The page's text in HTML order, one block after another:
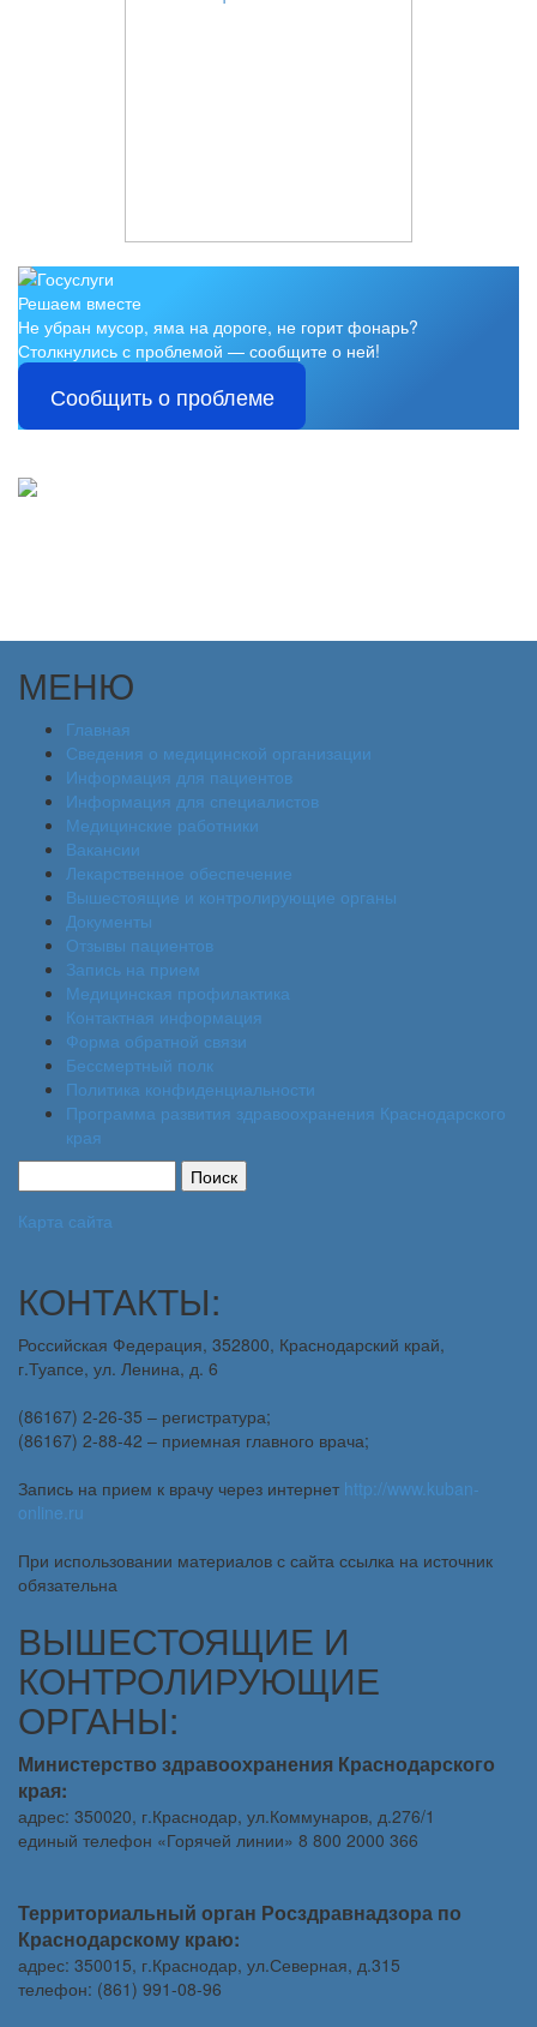
Решаем вместе
Не убран мусор, яма на дороге, не горит фонарь?
Столкнулись с проблемой — сообщите о ней!
Сообщить о проблеме
МЕНЮ
Главная
Сведения о медицинской организации
Информация для пациентов
Информация для специалистов
Медицинские работники
Вакансии
Лекарственное обеспечение
Вышестоящие и контролирующие органы
Документы
Отзывы пациентов
Запись на прием
Медицинская профилактика
Контактная информация
Форма обратной связи
Бессмертный полк
Политика конфиденциальности
Программа развития здравоохранения Краснодарского
края
Карта сайта
КОНТАКТЫ:
Российская Федерация, 352800, Краснодарский край,
г.Туапсе, ул. Ленина, д. 6
(86167) 2-26-35 – регистратура;
(86167) 2-88-42 – приемная главного врача;
Запись на прием к врачу через интернет http://www.kuban-
online.ru
При использовании материалов с сайта ссылка на источник
обязательна
ВЫШЕСТОЯЩИЕ И
КОНТРОЛИРУЮЩИЕ
ОРГАНЫ:
Министерство здравоохранения Краснодарского
края:
адрес: 350020, г.Краснодар, ул.Коммунаров, д.276/1
единый телефон «Горячей линии» 8 800 2000 366
Территориальный орган Росздравнадзора по
Краснодарскому краю:
адрес: 350015, г.Краснодар, ул.Северная, д.315
телефон: (861) 991-08-96